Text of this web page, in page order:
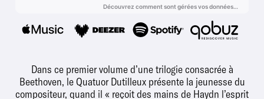
Dans ce premier volume d’une trilogie consacrée à
Beethoven, le Quatuor Dutilleux présente la jeunesse du
compositeur, quand il « reçoit des mains de Haydn l’esprit